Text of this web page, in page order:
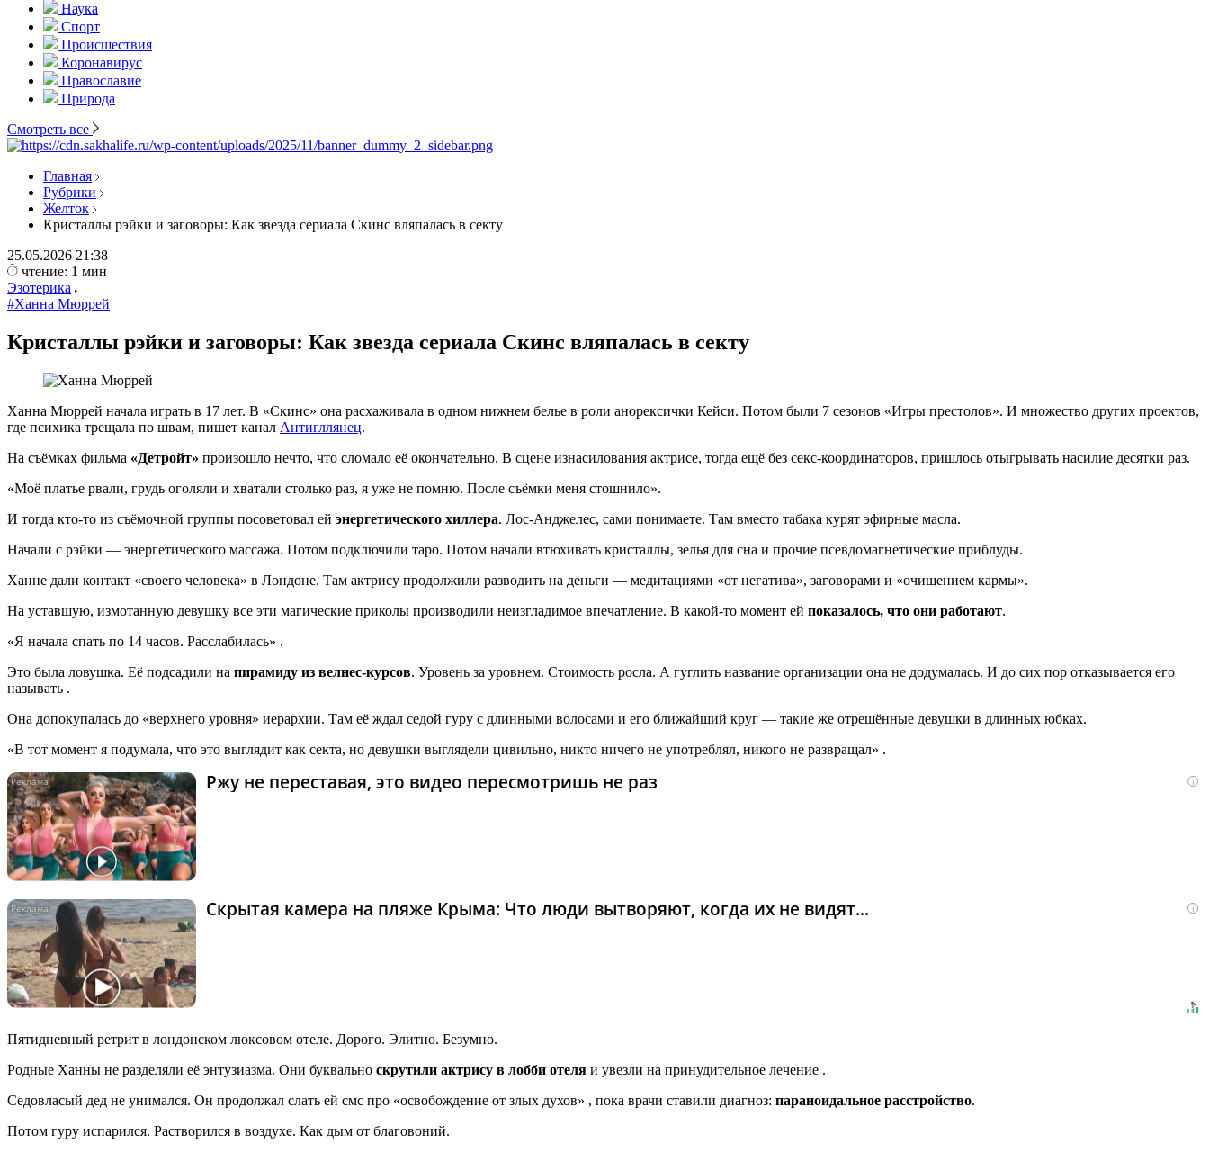
Наука
Спорт
Происшествия
Коронавирус
Православие
Природа
Смотреть все
Главная
Рубрики
Желток
Кристаллы рэйки и заговоры: Как звезда сериала Скинс вляпалась в секту
25.05.2026 21:38
чтение: 1 мин
Эзотерика
#Ханна Мюррей
Кристаллы рэйки и заговоры: Как звезда сериала Скинс вляпалась в секту
Ханна Мюррей начала играть в 17 лет. В «Скинс» она расхаживала в одном нижнем белье в роли анорексички Кейси. Потом были 7 сезонов «Игры престолов». И множество других проектов,
где психика трещала по швам, пишет канал Антигллянец.
На съёмках фильма «Детройт» произошло нечто, что сломало её окончательно. В сцене изнасилования актрисе, тогда ещё без секс-координаторов, пришлось отыгрывать насилие десятки раз.
«Моё платье рвали, грудь оголяли и хватали столько раз, я уже не помню. После съёмки меня стошнило».
И тогда кто-то из съёмочной группы посоветовал ей энергетического хиллера. Лос-Анджелес, сами понимаете. Там вместо табака курят эфирные масла.
Начали с рэйки — энергетического массажа. Потом подключили таро. Потом начали втюхивать кристаллы, зелья для сна и прочие псевдомагнетические приблуды.
Ханне дали контакт «своего человека» в Лондоне. Там актрису продолжили разводить на деньги — медитациями «от негатива», заговорами и «очищением кармы».
На уставшую, измотанную девушку все эти магические приколы производили неизгладимое впечатление. В какой-то момент ей показалось, что они работают.
«Я начала спать по 14 часов. Расслабилась» .
Это была ловушка. Её подсадили на пирамиду из велнес-курсов. Уровень за уровнем. Стоимость росла. А гуглить название организации она не додумалась. И до сих пор отказывается его
называть .
Она допокупалась до «верхнего уровня» иерархии. Там её ждал седой гуру с длинными волосами и его ближайший круг — такие же отрешённые девушки в длинных юбках.
«В тот момент я подумала, что это выглядит как секта, но девушки выглядели цивильно, никто ничего не употреблял, никого не развращал» .
i
Ржу не переставая, это видео пересмотришь не раз
i
Скрытая камера на пляже Крыма: Что люди вытворяют, когда их не видят...
Пятидневный ретрит в лондонском люксовом отеле. Дорого. Элитно. Безумно.
Родные Ханны не разделяли её энтузиазма. Они буквально скрутили актрису в лобби отеля и увезли на принудительное лечение .
Седовласый дед не унимался. Он продолжал слать ей смс про «освобождение от злых духов» , пока врачи ставили диагноз: параноидальное расстройство.
Потом гуру испарился. Растворился в воздухе. Как дым от благовоний.